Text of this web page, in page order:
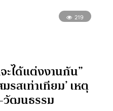
219
ะได้แต่งงานกัน”
รสเท่าเทียม’ เหตุ
-วัฒนธรรม